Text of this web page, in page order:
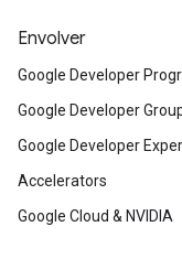
Envolver
Google Developer
Google Developer
Google Developer
Accelerators
Google Cloud & NVIDIA